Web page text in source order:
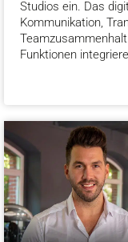
Studios ein. Das
Kommunikation,
Funktionen